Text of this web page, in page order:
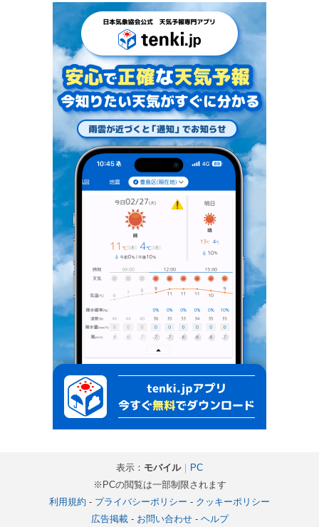
表示： モバイル｜ PC
※PCの閲覧は一部制限されます
利用規約 - プライバシーポリシー - クッキーポリシー
広告掲載- お問い合わせ- ヘルプ